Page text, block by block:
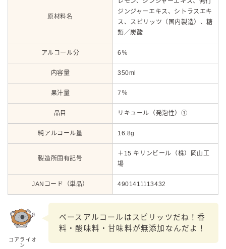
原材料名
ジンジャーエキス、シトラスエキ
ス、スピリッツ（国内製造）、糖
類／炭酸
アルコール分 6％
内容量 350ml
果汁量 7％
品目 リキュール（発泡性）①
純アルコール量 16.8g
製造所固有記号
＋15 キリンビール（株）岡山工
場
JANコード（単品） 4901411113432
コアライオ
ン
ベースアルコールはスピリッツだね！香
料・酸味料・甘味料が無添加なんだよ！